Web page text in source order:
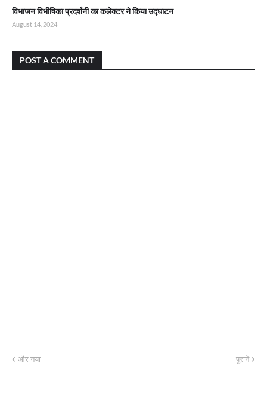
विभाजन विभीषिका प्रदर्शनी का कलेक्टर ने किया उद्घाटन
August 14, 2024
POST A COMMENT
और नया पुराने